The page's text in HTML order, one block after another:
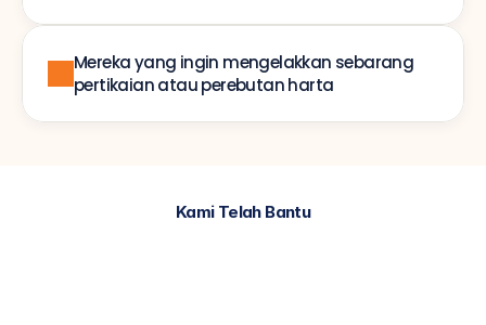
Mereka yang ingin mengelakkan sebarang
pertikaian atau perebutan harta
Kami Telah Bantu